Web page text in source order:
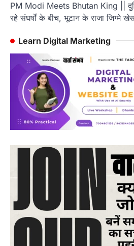
PM Modi Meets Bhutan King ||
रहे संघर्षों के बीच, भूटान के राजा जिग्मे
Learn Digital Marketing